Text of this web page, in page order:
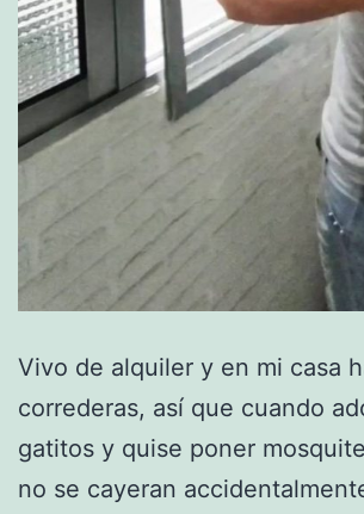
Vivo de alquiler y en mi casa
correderas, así que cuando
gatitos y quise poner
no se cayeran